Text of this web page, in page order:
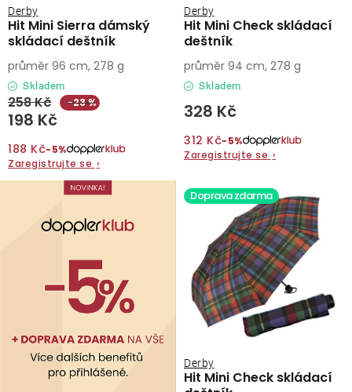
Hit Mini Sierra dámský
skládací deštník
Derby
Skladem
198 Kč
258 Kč −23 %
188 Kč−5%
Zaregistrujte se ›
průměr 96 cm, 278 g
Hit Mini Check skládací
deštník
Derby
Skladem
328 Kč
312 Kč−5%
Zaregistrujte se ›
průměr 94 cm, 278 g
Doprava zdarma
Hit Mini Check skládací
Derby